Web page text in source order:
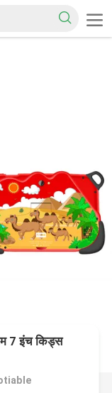
7 इंच किड्स